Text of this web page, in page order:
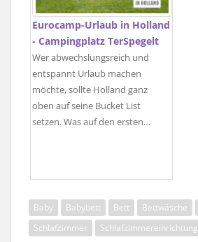
Eurocamp-Urlaub in Holland
- Campingplatz TerSpegelt
Wer abwechslungsreich und
entspannt Urlaub machen
möchte, sollte Holland ganz
oben auf seine Bucket List
setzen. Was auf den ersten…
Baby Babybett Bett Bettwäsche
Schlafzimmer
Schlafzimmereinrichtung